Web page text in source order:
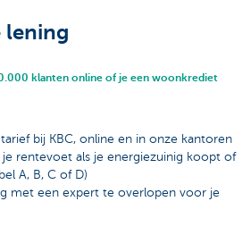
lening
klanten online of je een woonkrediet
bij KBC, online en in onze kantoren
rentevoet als je energiezuinig koopt of
A, B, C of D)
met een expert te overlopen voor je